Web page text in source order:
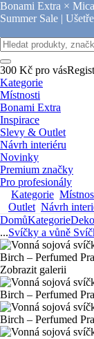
Bonami Extra ×
Summer Sale |
300 Kč pro vás
Kategorie
Místnosti
Bonami Extra
Inspirace
Slevy & Outlet
Návrh interiéru
Novinky
Premium značky
Pro profesionály
Kategorie
Outlet Návrh
DomůKategorie
...Svíčky a vůně
Zobrazit galerii